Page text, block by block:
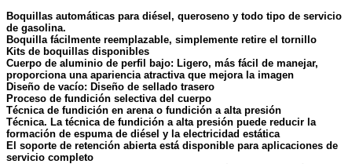
Boquillas automáticas para diésel, queroseno y todo tipo de servicio
de gasolina.
Boquilla fácilmente reemplazable, simplemente retire el tornillo
Kits de boquillas disponibles
Cuerpo de aluminio de perfil bajo: Ligero, más fácil de manejar,
proporciona una apariencia atractiva que mejora la imagen
Diseño de vacío: Diseño de sellado trasero
Proceso de fundición selectiva del cuerpo
Técnica de fundición en arena o fundición a alta presión
Técnica. La técnica de fundición a alta presión puede reducir la
formación de espuma de diésel y la electricidad estática
El soporte de retención abierta está disponible para aplicaciones de
servicio completo